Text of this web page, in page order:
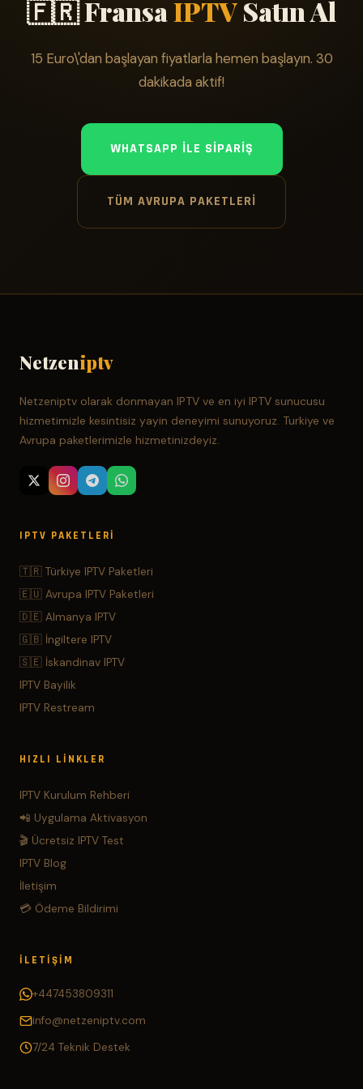
🇫🇷 FransaIPTVSatın Al
15 Euro\'dan başlayan fiyatlarla hemen başlayın. 30
dakikada aktif!
WHATSAPP ILE SIPARIŞ
TÜM AVRUPA PAKETLERI
Netzeniptv
Netzeniptv olarak donmayan IPTV ve en iyi IPTV sunucusu
hizmetimizle kesintisiz yayin deneyimi sunuyoruz. Turkiye ve
Avrupa paketlerimizle hizmetinizdeyiz.
IPTV PAKETLERI
🇹🇷 Türkiye IPTV Paketleri
🇪🇺 Avrupa IPTV Paketleri
🇩🇪 Almanya IPTV
🇬🇧 İngiltere IPTV
🇸🇪 İskandinav IPTV
IPTV Bayilik
IPTV Restream
HIZLI LINKLER
IPTV Kurulum Rehberi
📲 Uygulama Aktivasyon
🎬 Ücretsiz IPTV Test
IPTV Blog
İletişim
💳 Ödeme Bildirimi
İLETIŞIM
+447453809311
info@netzeniptv.com
7/24 Teknik Destek